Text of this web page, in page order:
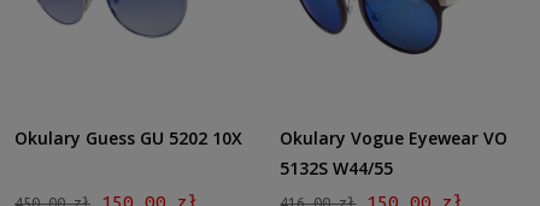
Okulary Guess GU 5202 10X
Okulary Vogue Eyewear VO
5132S W44/55